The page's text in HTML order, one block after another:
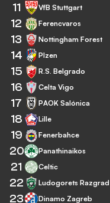
11 VfB Stuttgart
12 Ferencvaros
13 Nottingham Forest
14 Plzen
15 R.S. Belgrado
16 Celta Vigo
17 PAOK Salónica
18 Lille
19 Fenerbahce
20 Panathinaikos
21 Celtic
22 Ludogorets Razgrad
23 Dinamo Zagreb